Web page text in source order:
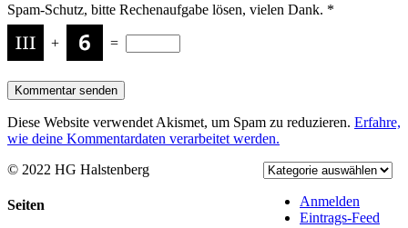
Spam-Schutz, bitte Rechenaufgabe lösen, vielen Dank. *
+ =
Diese Website verwendet Akismet, um Spam zu reduzieren. Erfahre,
wie deine Kommentardaten verarbeitet werden.
Anmelden
Eintrags-Feed
© 2022 HG Halstenberg
Toggle
Seiten